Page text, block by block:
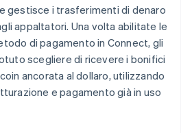
gestisce i trasferimenti di denaro
appaltatori. Una volta abilitate le
di pagamento in Connect, gli
scegliere di ricevere i bonifici
ancorata al dollaro, utilizzando
e pagamento già in uso